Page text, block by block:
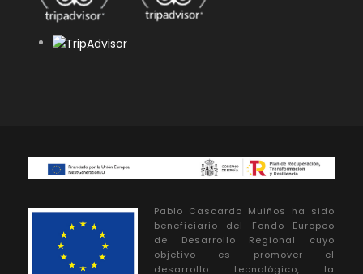
Pablo Cascardo Muiños ha sido
beneficiario del Fondo Europeo
de Desarrollo Regional cuyo
objetivo es promover el
desarrollo tecnológico, la